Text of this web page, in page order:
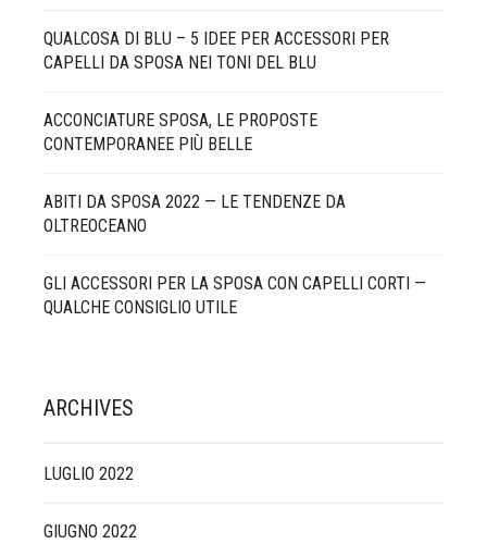
QUALCOSA DI BLU – 5 IDEE PER ACCESSORI PER
CAPELLI DA SPOSA NEI TONI DEL BLU
ACCONCIATURE SPOSA, LE PROPOSTE
CONTEMPORANEE PIÙ BELLE
ABITI DA SPOSA 2022 — LE TENDENZE DA
OLTREOCEANO
GLI ACCESSORI PER LA SPOSA CON CAPELLI CORTI —
QUALCHE CONSIGLIO UTILE
ARCHIVES
LUGLIO 2022
GIUGNO 2022